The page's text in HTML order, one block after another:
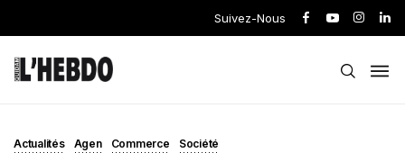
Suivez-Nous
Actualités Agen Commerce Société